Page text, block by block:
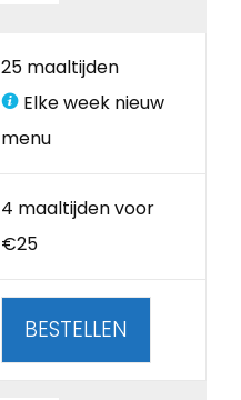
25 maaltijden
Elke week nieuw
menu
4 maaltijden voor
€25
BESTELLEN